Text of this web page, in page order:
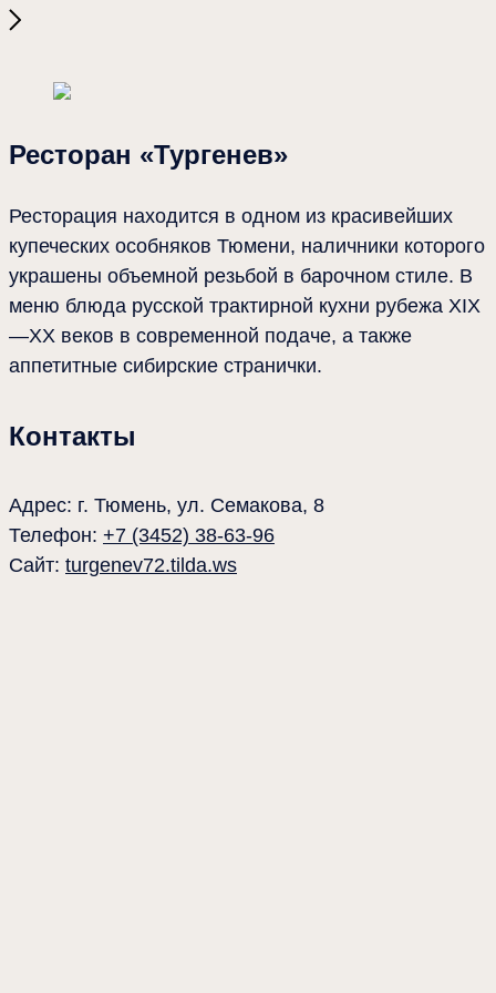
Ресторан «Тургенев»
Ресторация находится в одном из красивейших
купеческих особняков Тюмени, наличники которого
украшены объемной резьбой в барочном стиле. В
меню блюда русской трактирной кухни рубежа XIX
—ХХ веков в современной подаче, а также
аппетитные сибирские странички.
Контакты
Адрес: г. Тюмень, ул. Семакова, 8
Телефон: +7 (3452) 38-63-96
Сайт: turgenev72.tilda.ws